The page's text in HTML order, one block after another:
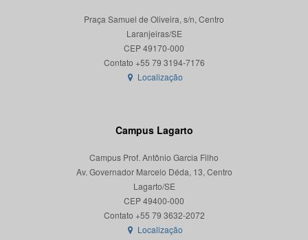
Praça Samuel de Oliveira, s/n, Centro
Laranjeiras/SE
CEP 49170-000
Localização
Campus Lagarto
Campus Prof. Antônio Garcia Filho
Av. Governador Marcelo Déda, 13, Centro
Lagarto/SE
CEP 49400-000
Localização